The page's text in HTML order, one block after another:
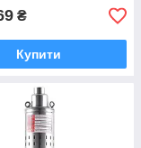
₴
Купити